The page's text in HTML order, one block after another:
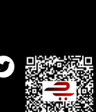
Twitter
ETBIS